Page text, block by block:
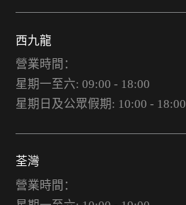
西九龍
營業時間：
星期一至六: 09:00 - 18:00
星期日及公眾假期: 10:00 - 18:00
荃灣
營業時間：